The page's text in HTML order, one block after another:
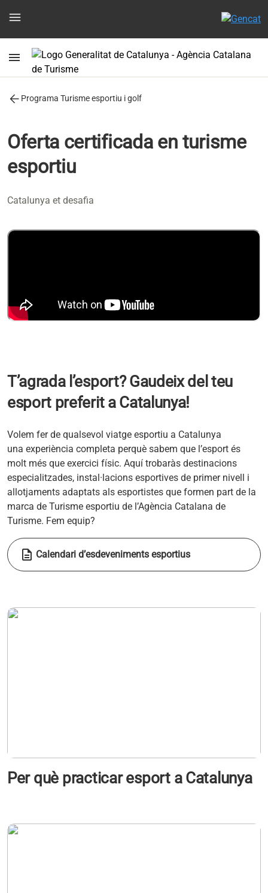
menu
menu
arrow_back Programa Turisme esportiu i golf
Oferta certificada en turisme
esportiu
Catalunya et desafia
T’agrada l’esport? Gaudeix del teu
esport preferit a Catalunya!
Volem fer de qualsevol viatge esportiu a Catalunya
una experiència completa perquè sabem que l’esport és
molt més que exercici físic. Aquí trobaràs destinacions
especialitzades, instal·lacions esportives de primer nivell i
allotjaments adaptats als esportistes que formen part de la
marca de Turisme esportiu de l’Agència Catalana de
Turisme. Fem equip?
description Calendari d’esdeveniments esportius
Per què practicar esport a Catalunya